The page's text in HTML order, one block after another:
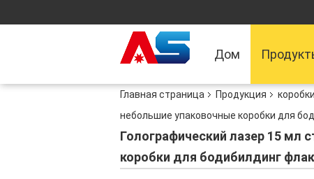
Дом
Главная страница Продукция
небольшие упаковочные коробки для
Голографический лазер 15 мл
коробки для бодибилдинг